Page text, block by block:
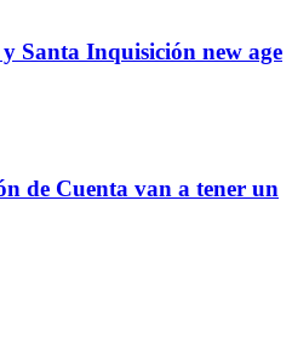
Santa Inquisición new age
de Cuenta van a tener un